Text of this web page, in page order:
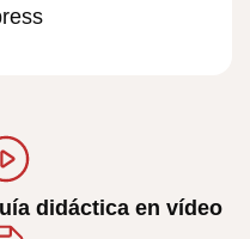
didáctica en vídeo